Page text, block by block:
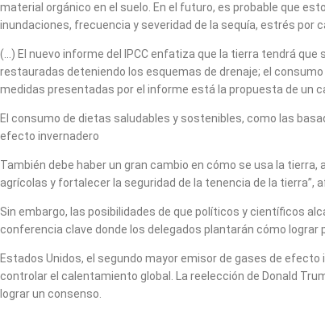
material orgánico en el suelo. En el futuro, es probable que
inundaciones, frecuencia y severidad de la sequía, estrés por
(…) El nuevo informe del IPCC enfatiza que la tierra tendrá
restauradas deteniendo los esquemas de drenaje; el
medidas presentadas por el informe está la propuesta de un
El consumo de dietas saludables y sostenibles, como las
efecto invernadero
También debe haber un gran cambio en cómo se usa la
agrícolas y fortalecer la seguridad de la tenencia de la
Sin embargo, las posibilidades de que políticos y científicos
conferencia clave donde los delegados plantarán cómo
Estados Unidos, el segundo mayor emisor de gases de
controlar el calentamiento global. La reelección de Donald
lograr un consenso.